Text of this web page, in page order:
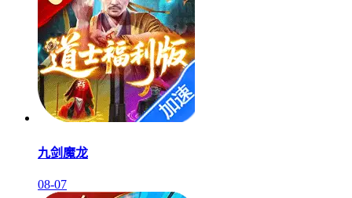
九剑魔龙
08-07